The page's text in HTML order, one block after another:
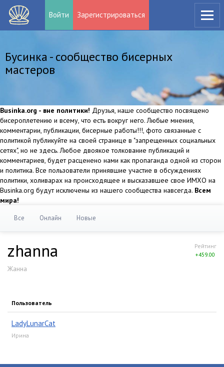
Войти Зарегистрироваться
Бусинка - сообщество бисерных
мастеров
Businka.org - вне политики! Друзья, наше сообщество посвящено
бисероплетению и всему, что есть вокруг него. Любые мнения,
комментарии, публикации, бисерные работы!!!, фото связанные с
политикой публикуйте на своей странице в "запрещенных социальных
сетях", но не здесь. Любое двоякое толкование публикаций и
комментариев, будет расценено нами как пропаганда одной из сторон
и политика. Все пользователи принявшие участие в обсуждениях
политики, холиварах на происходящее и высказавшее свое ИМХО на
Businka.org будут исключены из нашего сообщества навсегда. Всем
мира!
Все Онлайн Новые
Рейтинг
+459.00
zhanna
Жанна
Пользователь
LadyLunarCat
Ирина